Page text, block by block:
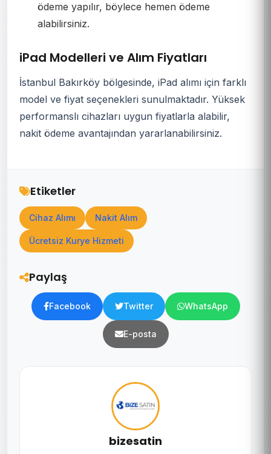
ödeme yapılır, böylece hemen ödeme
alabilirsiniz.
iPad Modelleri ve Alım Fiyatları
İstanbul Bakırköy bölgesinde, iPad alımı için farklı
model ve fiyat seçenekleri sunulmaktadır. Yüksek
performanslı cihazları uygun fiyatlarla alabilir,
nakit ödeme avantajından yararlanabilirsiniz.
Etiketler
Cihaz Alımı Nakit Alım
Ücretsiz Kurye Hizmeti
Paylaş
Facebook Twitter WhatsApp
E-posta
bizesatin